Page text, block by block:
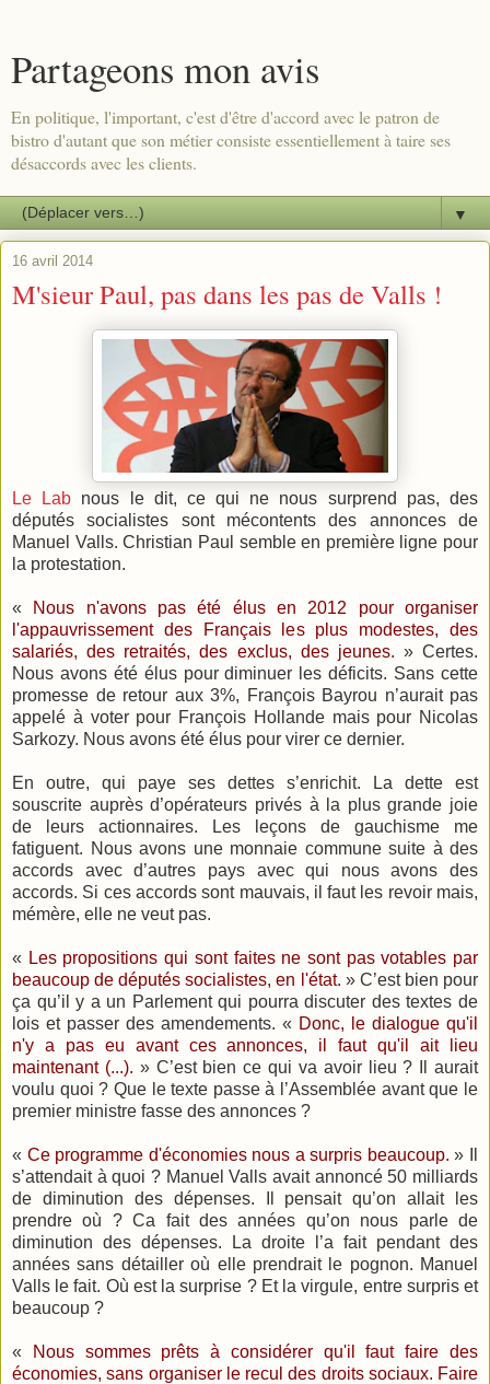
Partageons mon avis
En politique, l'important, c'est d'être d'accord avec le patron de
bistro d'autant que son métier consiste essentiellement à taire ses
désaccords avec les clients.
▼
16 avril 2014
M'sieur Paul, pas dans les pas de Valls !
Le Lab nous le dit, ce qui ne nous surprend pas, des
députés socialistes sont mécontents des annonces de
Manuel Valls. Christian Paul semble en première ligne pour
la protestation.
« Nous n'avons pas été élus en 2012 pour organiser
l'appauvrissement des Français les plus modestes, des
salariés, des retraités, des exclus, des jeunes. » Certes.
Nous avons été élus pour diminuer les déficits. Sans cette
promesse de retour aux 3%, François Bayrou n’aurait pas
appelé à voter pour François Hollande mais pour Nicolas
Sarkozy. Nous avons été élus pour virer ce dernier.
En outre, qui paye ses dettes s’enrichit. La dette est
souscrite auprès d’opérateurs privés à la plus grande joie
de leurs actionnaires. Les leçons de gauchisme me
fatiguent. Nous avons une monnaie commune suite à des
accords avec d’autres pays avec qui nous avons des
accords. Si ces accords sont mauvais, il faut les revoir mais,
mémère, elle ne veut pas.
« Les propositions qui sont faites ne sont pas votables par
beaucoup de députés socialistes, en l'état. » C’est bien pour
ça qu’il y a un Parlement qui pourra discuter des textes de
lois et passer des amendements. « Donc, le dialogue qu'il
n'y a pas eu avant ces annonces, il faut qu'il ait lieu
maintenant (...). » C’est bien ce qui va avoir lieu ? Il aurait
voulu quoi ? Que le texte passe à l’Assemblée avant que le
premier ministre fasse des annonces ?
« Ce programme d'économies nous a surpris beaucoup. » Il
s’attendait à quoi ? Manuel Valls avait annoncé 50 milliards
de diminution des dépenses. Il pensait qu’on allait les
prendre où ? Ca fait des années qu’on nous parle de
diminution des dépenses. La droite l’a fait pendant des
années sans détailler où elle prendrait le pognon. Manuel
Valls le fait. Où est la surprise ? Et la virgule, entre surpris et
beaucoup ?
«
Nous sommes prêts à considérer qu'il faut faire des
économies, sans organiser le recul des droits sociaux. Faire